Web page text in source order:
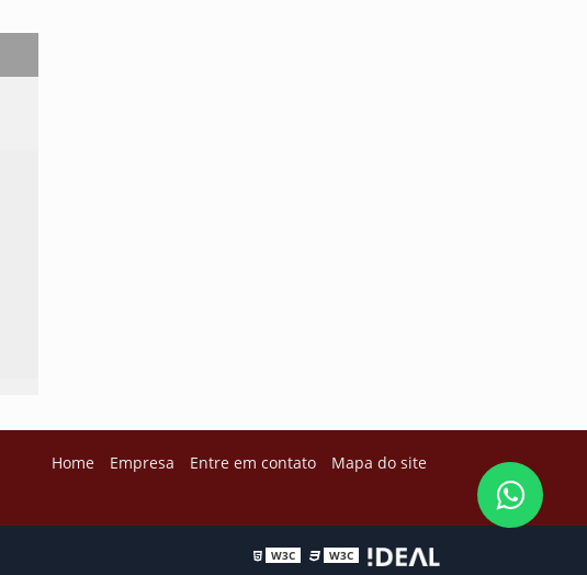
Home Empresa Entre em contato Mapa do site
W3C W3C